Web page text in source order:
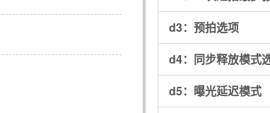
d3： 预拍选项
d4： 同步释放模式
d5： 曝光延迟模式